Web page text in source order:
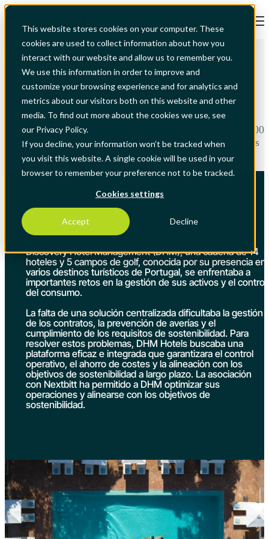
This website stores cookies on your computer. These
cookies are used to collect information about how you
interact with our website and allow us to remember you.
We use this information in order to improve and
customize your browsing experience and for analytics and
metrics about our visitors both on this website and other
media. To find out more about the cookies we use, see
our Privacy Policy.
If you decline, your information won’t be tracked when
you visit this website. A single cookie will be used in your
browser to remember your preference not to be tracked.
Cookies settings
Accept Decline
Hostelería
Cómo DHM Hotels redujo un 20% el consumo de energía y
agua con Nextbitt
Usuarios: 267 | Activos: 33.000 | Órdenes de trabajo: 3.600
Correctivas y 3.600 Preventivas | Instalaciones: 14 hoteles
con más de 1.000 habitaciones
DHM
Discovery Hotel Management (DHM), una cadena de 14
hoteles y 5 campos de golf, conocida por su presencia en
varios destinos turísticos de Portugal, se enfrentaba a
importantes retos en la gestión de sus activos y el control
del consumo.
La falta de una solución centralizada dificultaba la gestión
de los contratos, la prevención de averías y el
cumplimiento de los requisitos de sostenibilidad. Para
resolver estos problemas, DHM Hotels buscaba una
plataforma eficaz e integrada que garantizara el control
operativo, el ahorro de costes y la alineación con los
objetivos de sostenibilidad a largo plazo. La asociación
con Nextbitt ha permitido a DHM optimizar sus
operaciones y alinearse con los objetivos de
sostenibilidad.